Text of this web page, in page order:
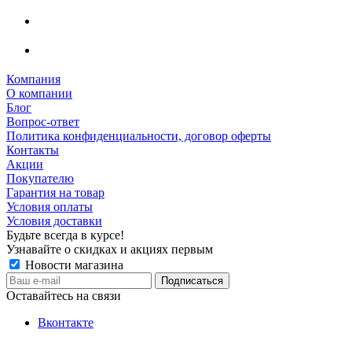
Компания
О компании
Блог
Вопрос-ответ
Политика конфиденциальности, договор оферты
Контакты
Акции
Покупателю
Гарантия на товар
Условия оплаты
Условия доставки
Будьте всегда в курсе!
Узнавайте о скидках и акциях первым
Новости магазина
Оставайтесь на связи
Вконтакте